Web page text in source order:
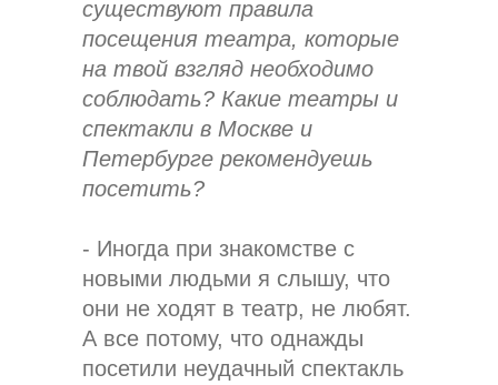
существуют правила
посещения театра, которые
на твой взгляд необходимо
соблюдать? Какие театры и
спектакли в Москве и
Петербурге рекомендуешь
посетить?
- Иногда при знакомстве с
новыми людьми я слышу, что
они не ходят в театр, не любят.
А все потому, что однажды
посетили неудачный спектакль